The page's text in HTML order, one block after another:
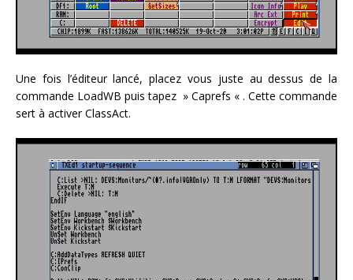
Une fois l’éditeur lancé, placez vous juste au dessus de la
commande LoadWB puis tapez » Caprefs « . Cette commande
sert à activer ClassAct.